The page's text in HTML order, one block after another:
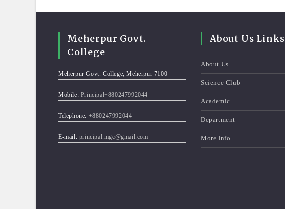
Meherpur Govt.
College
Meherpur Govt. College, Meherpur 7100
Mobile: Principal+880247992044
Telephone: +880247992044
E-mail: principal.mgc@gmail.com
About Us Links
About Us
Science Club
Academic
Department
More Info